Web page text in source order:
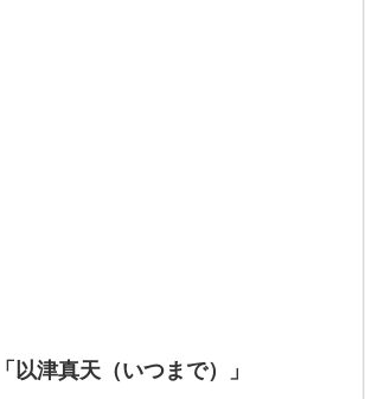
以津真天（いつまで）」